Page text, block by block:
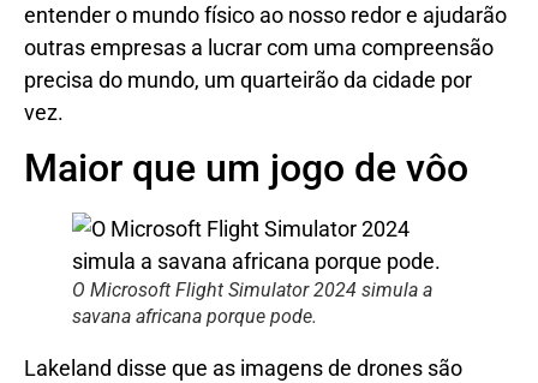
entender o mundo físico ao nosso redor e ajudarão
outras empresas a lucrar com uma compreensão
precisa do mundo, um quarteirão da cidade por
vez.
Maior que um jogo de vôo
O Microsoft Flight Simulator 2024 simula a
savana africana porque pode.
Lakeland disse que as imagens de drones são